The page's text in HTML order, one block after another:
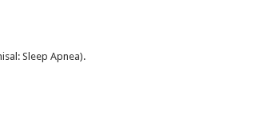
Sleep Apnea).